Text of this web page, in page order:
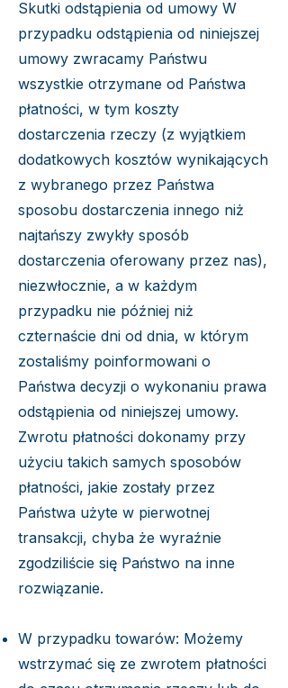
Skutki odstąpienia od umowy W
przypadku odstąpienia od niniejszej
umowy zwracamy Państwu
wszystkie otrzymane od Państwa
płatności, w tym koszty
dostarczenia rzeczy (z wyjątkiem
dodatkowych kosztów wynikających
z wybranego przez Państwa
sposobu dostarczenia innego niż
najtańszy zwykły sposób
dostarczenia oferowany przez nas),
niezwłocznie, a w każdym
przypadku nie później niż
czternaście dni od dnia, w którym
zostaliśmy poinformowani o
Państwa decyzji o wykonaniu prawa
odstąpienia od niniejszej umowy.
Zwrotu płatności dokonamy przy
użyciu takich samych sposobów
płatności, jakie zostały przez
Państwa użyte w pierwotnej
transakcji, chyba że wyraźnie
zgodziliście się Państwo na inne
rozwiązanie.
W przypadku towarów: Możemy
wstrzymać się ze zwrotem płatności